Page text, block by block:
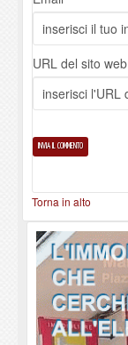
URL del sito web
Torna in alto